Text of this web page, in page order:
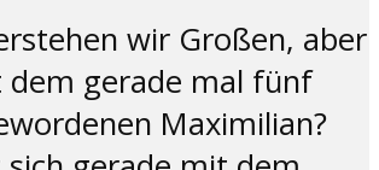
wir Großen, aber
gerade mal fünf
Maximilian?